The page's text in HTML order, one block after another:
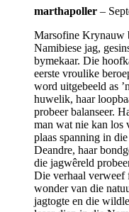
marthapoller –
Marsofine Krynauw
Namibiese jag,
bymekaar. Die
eerste vroulike
word uitgebeeld as
huwelik, haar
probeer balanseer.
man wat nie kan los
plaas spanning in
Deandre, haar
die jagwêreld
Die verhaal verweef
wonder van die
jagtogte en die